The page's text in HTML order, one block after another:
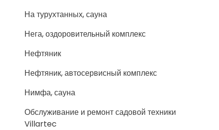
На турухтанных, сауна
Нега, оздоровительный комплекс
Нефтяник
Нефтяник, автосервисный комплекс
Нимфа, сауна
Обслуживание и ремонт садовой техники
Villartec